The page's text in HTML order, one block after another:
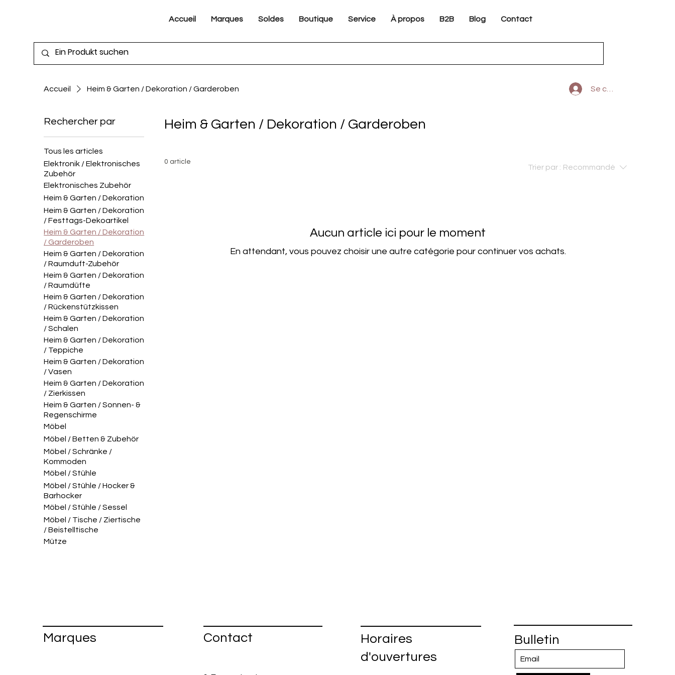
Accueil Marques Soldes Boutique Service À propos B2B Blog Contact
Accueil Heim & Garten / Dekoration / Garderoben
Rechercher par
Tous les articles
Elektronik / Elektronisches
Zubehör
Elektronisches Zubehör
Heim & Garten / Dekoration
Heim & Garten / Dekoration
/ Festtags-Dekoartikel
Heim & Garten / Dekoration
/ Garderoben
Heim & Garten / Dekoration
/ Raumduft-Zubehör
Heim & Garten / Dekoration
/ Raumdüfte
Heim & Garten / Dekoration
/ Rückenstützkissen
Heim & Garten / Dekoration
/ Schalen
Heim & Garten / Dekoration
/ Teppiche
Heim & Garten / Dekoration
/ Vasen
Heim & Garten / Dekoration
/ Zierkissen
Heim & Garten / Sonnen- &
Regenschirme
Möbel
Möbel / Betten & Zubehör
Möbel / Schränke /
Kommoden
Möbel / Stühle
Möbel / Stühle / Hocker &
Barhocker
Möbel / Stühle / Sessel
Möbel / Tische / Ziertische
/ Beistelltische
Mütze
Heim & Garten / Dekoration / Garderoben
0 article
Trier par : Recommandé
Aucun article ici pour le moment
En attendant, vous pouvez choisir une autre catégorie pour continuer vos achats.
Se connecter
Marques Contact
Horaires
d'ouvertures
Bulletin